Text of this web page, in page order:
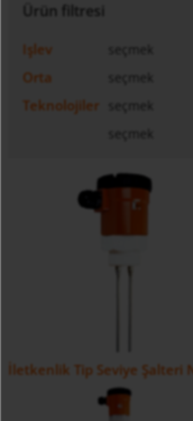
Ürün filtresi
Işlev seçmek
Orta seçmek
Teknolojiler
seçmek
seçmek
İletkenlik Tip Seviye Şalteri